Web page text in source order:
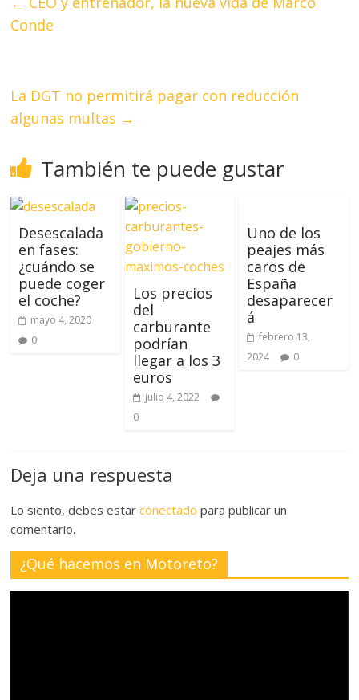
Conde
La DGT no permitirá pagar con reducción
algunas multas →
También te puede gustar
Desescalada
en fases:
¿cuándo se
puede coger
el coche?
mayo 4, 2020
0
Los precios
del
carburante
podrían
llegar a los 3
euros
julio 4, 2022
0
Uno de los
peajes más
caros de
España
desaparecer
á
febrero 13,
2024
0
Deja una respuesta
Lo siento, debes estarconectado para publicar un
comentario.
¿Qué hacemos en Motoreto?